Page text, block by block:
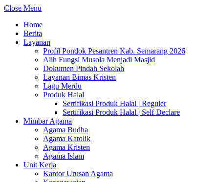
Close Menu
Home
Berita
Layanan
Profil Pondok Pesantren Kab. Semarang 2026
Alih Fungsi Musola Menjadi Masjid
Dokumen Pindah Sekolah
Layanan Bimas Kristen
Lagu Merdu
Produk Halal
Sertifikasi Produk Halal | Reguler
Sertifikasi Produk Halal | Self Declare
Mimbar Agama
Agama Budha
Agama Katolik
Agama Kristen
Agama Islam
Unit Kerja
Kantor Urusan Agama